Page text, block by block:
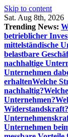
Skip to content
Sat. Aug 8th, 2026
Trending News:
betrieblicher
mittelständische
belastbare
nachhaltige
Unternehmen
erhaltenWelche
nachhaltig?
Unternehmen?
Widerstandskraft?
Unternehmen